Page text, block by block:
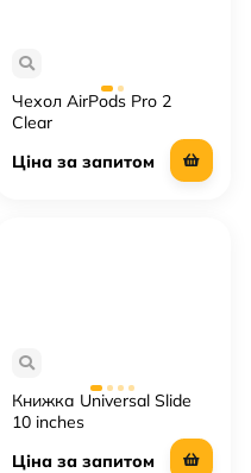
Чехол AirPods Pro 2
Clear
Ціна за запитом
Книжка Universal Slide
10 inches
Ціна за запитом